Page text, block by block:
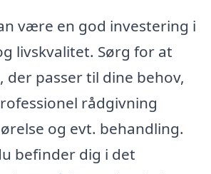
være en god investering i
livskvalitet. Sørg for at
der passer til dine behov,
rådgivning
og evt. behandling.
befinder dig i det